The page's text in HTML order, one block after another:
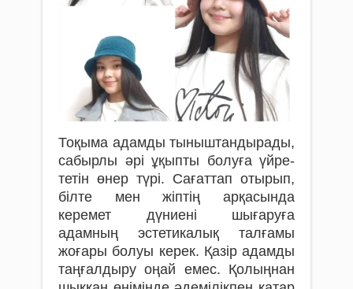
Тоқыма адамды тыныштандырады,
сабырлы әрі ұқыпты болуға үйре­
тетін өнер түрі. Сағаттап отырып,
білте мен жіптің арқасында
керемет дүниені шығаруға
адамның эстетикалық талғамы
жоғары болуы керек. Қазір адамды
таңғалдыру оңай емес. Қолыңнан